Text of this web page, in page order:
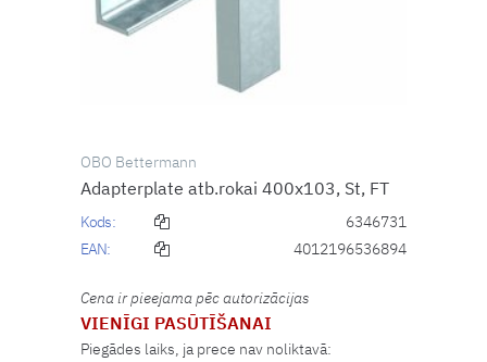
OBO Bettermann
Adapterplate atb.rokai 400x103, St, FT
Kods:
6346731
EAN:
4012196536894
Cena ir pieejama pēc autorizācijas
VIENĪGI PASŪTĪŠANAI
Piegādes laiks, ja prece nav noliktavā: